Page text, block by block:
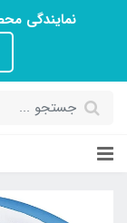
نمایندگی